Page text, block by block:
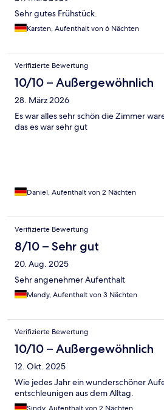
Sehr gutes Frühstück.
Karsten, Aufenthalt von 6 Nächten
Verifizierte Bewertung
10/10 – Außergewöhnlich
28. März 2026
Es war alles sehr schön die Zimmer
das es war sehr gut
Daniel, Aufenthalt von 2 Nächten
Verifizierte Bewertung
8/10 – Sehr gut
20. Aug. 2025
Sehr angenehmer Aufenthalt
Mandy, Aufenthalt von 3 Nächten
Verifizierte Bewertung
10/10 – Außergewöhnlich
12. Okt. 2025
Wie jedes Jahr ein wunderschöner
entschleunigen aus dem Alltag.
Sindy, Aufenthalt von 2 Nächten